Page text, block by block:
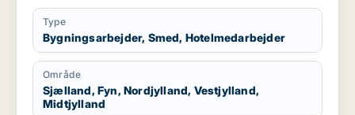
år som kranfører som jeg er pt.
Type
Bygningsarbejder, Smed, Hotelmedarbejder
Område
Sjælland, Fyn, Nordjylland, Vestjylland,
Midtjylland